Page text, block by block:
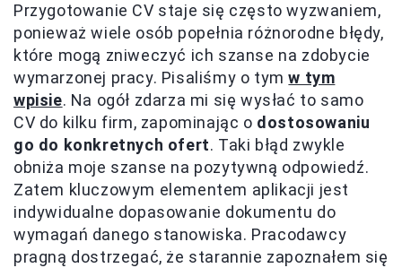
Przygotowanie CV staje się często wyzwaniem,
ponieważ wiele osób popełnia różnorodne błędy,
które mogą zniweczyć ich szanse na zdobycie
wymarzonej pracy. Pisaliśmy o tymw tym
wpisie. Na ogół zdarza mi się wysłać to samo
CV do kilku firm, zapominając o dostosowaniu
go do konkretnych ofert. Taki błąd zwykle
obniża moje szanse na pozytywną odpowiedź.
Zatem kluczowym elementem aplikacji jest
indywidualne dopasowanie dokumentu do
wymagań danego stanowiska. Pracodawcy
pragną dostrzegać, że starannie zapoznałem się